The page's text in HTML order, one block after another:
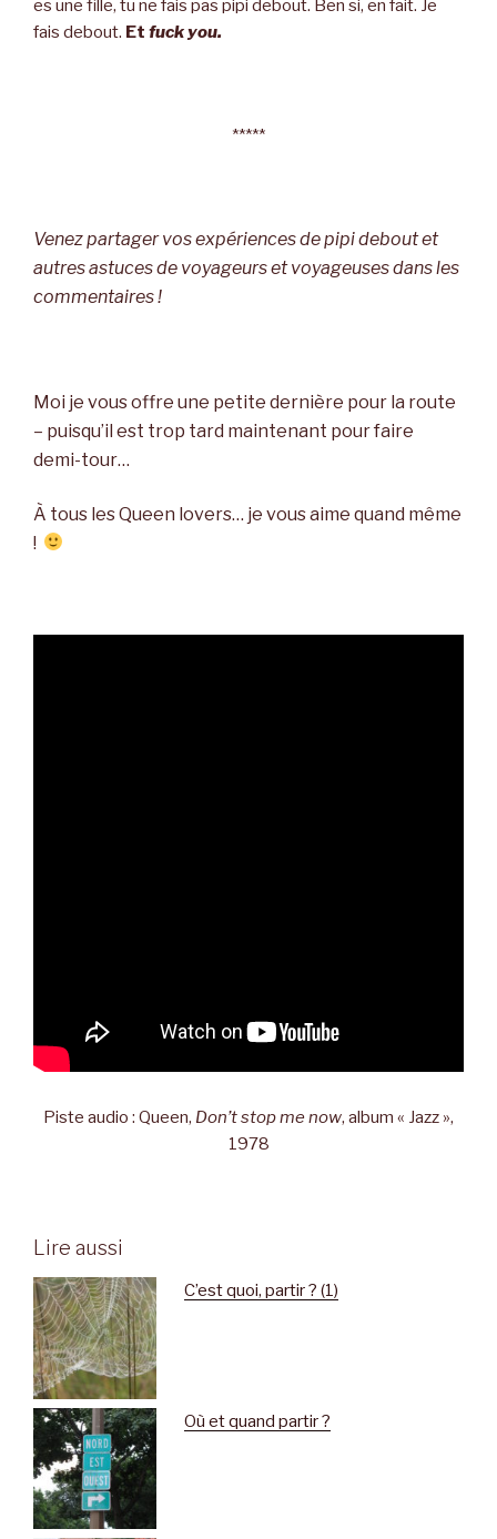
es une fille, tu ne fais pas pipi debout. Ben si, en fait. Je
fais debout. Et fuck you.
*****
Venez partager vos expériences de pipi debout et
autres astuces de voyageurs et voyageuses dans les
commentaires !
Moi je vous offre une petite dernière pour la route
– puisqu’il est trop tard maintenant pour faire
demi-tour…
À tous les Queen lovers… je vous aime quand même
!
Piste audio : Queen, Don’t stop me now, album « Jazz »,
1978
Lire aussi
C’est quoi, partir ? (1)
Où et quand partir ?